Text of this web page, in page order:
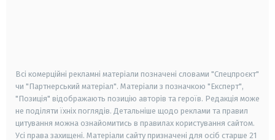
Всі комерційні рекламні матеріали позначені словами "Спецпроєкт"
чи "Партнерський матеріал". Матеріали з позначкою "Експерт",
"Позиція" відображають позицію авторів та героїв. Редакція може
не поділяти їхніх поглядів. Детальніше щодо реклами та правил
цитування можна ознайомитись в правилах користування сайтом.
Усі права захищені. Матеріали сайту призначені для осіб старше 21